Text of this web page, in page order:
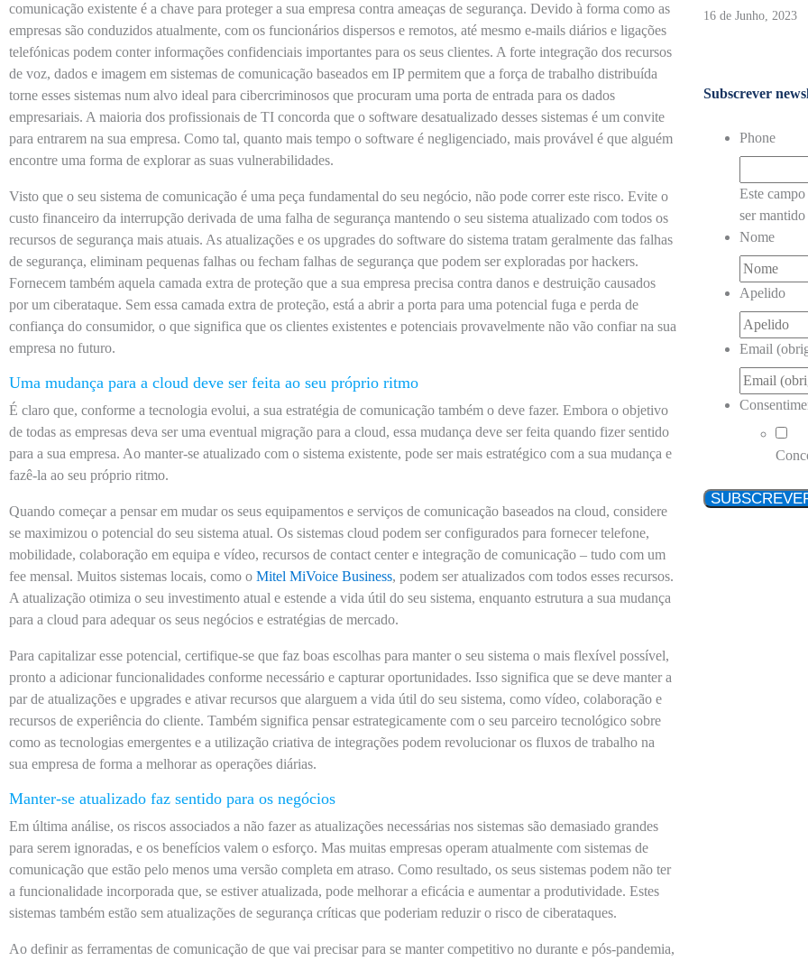
comunicação existente é a chave para proteger a sua empresa contra ameaças de segurança. Devido à forma como as
empresas são conduzidos atualmente, com os funcionários dispersos e remotos, até mesmo e-mails diários e ligações
telefónicas podem conter informações confidenciais importantes para os seus clientes. A forte integração dos recursos
de voz, dados e imagem em sistemas de comunicação baseados em IP permitem que a força de trabalho distribuída
torne esses sistemas num alvo ideal para cibercriminosos que procuram uma porta de entrada para os dados
empresariais. A maioria dos profissionais de TI concorda que o software desatualizado desses sistemas é um convite
para entrarem na sua empresa. Como tal, quanto mais tempo o software é negligenciado, mais provável é que alguém
encontre uma forma de explorar as suas vulnerabilidades.
Visto que o seu sistema de comunicação é uma peça fundamental do seu negócio, não pode correr este risco. Evite o
custo financeiro da interrupção derivada de uma falha de segurança mantendo o seu sistema atualizado com todos os
recursos de segurança mais atuais. As atualizações e os upgrades do software do sistema tratam geralmente das falhas
de segurança, eliminam pequenas falhas ou fecham falhas de segurança que podem ser exploradas por hackers.
Fornecem também aquela camada extra de proteção que a sua empresa precisa contra danos e destruição causados ​​
por um ciberataque. Sem essa camada extra de proteção, está a abrir a porta para uma potencial fuga e perda de
confiança do consumidor, o que significa que os clientes existentes e potenciais provavelmente não vão confiar na sua
empresa no futuro.
Uma mudança para a cloud deve ser feita ao seu próprio ritmo
É claro que, conforme a tecnologia evolui, a sua estratégia de comunicação também o deve fazer. Embora o objetivo
de todas as empresas deva ser uma eventual migração para a cloud, essa mudança deve ser feita quando fizer sentido
para a sua empresa. Ao manter-se atualizado com o sistema existente, pode ser mais estratégico com a sua mudança e
fazê-la ao seu próprio ritmo.
Quando começar a pensar em mudar os seus equipamentos e serviços de comunicação baseados na cloud, considere
se maximizou o potencial do seu sistema atual. Os sistemas cloud podem ser configurados para fornecer telefone,
mobilidade, colaboração em equipa e vídeo, recursos de contact center e integração de comunicação – tudo com um
fee mensal. Muitos sistemas locais, como o Mitel MiVoice Business, podem ser atualizados com todos esses recursos.
A atualização otimiza o seu investimento atual e estende a vida útil do seu sistema, enquanto estrutura a sua mudança
para a cloud para adequar os seus negócios e estratégias de mercado.
Para capitalizar esse potencial, certifique-se que faz boas escolhas para manter o seu sistema o mais flexível possível,
pronto a adicionar funcionalidades conforme necessário e capturar oportunidades. Isso significa que se deve manter a
par de atualizações e upgrades e ativar recursos que alarguem a vida útil do seu sistema, como vídeo, colaboração e
recursos de experiência do cliente. Também significa pensar estrategicamente com o seu parceiro tecnológico sobre
como as tecnologias emergentes e a utilização criativa de integrações podem revolucionar os fluxos de trabalho na
sua empresa de forma a melhorar as operações diárias.
Manter-se atualizado faz sentido para os negócios
Em última análise, os riscos associados a não fazer as atualizações necessárias nos sistemas são demasiado grandes
para serem ignoradas, e os benefícios valem o esforço. Mas muitas empresas operam atualmente com sistemas de
comunicação que estão pelo menos uma versão completa em atraso. Como resultado, os seus sistemas podem não ter
a funcionalidade incorporada que, se estiver atualizada, pode melhorar a eficácia e aumentar a produtividade. Estes
sistemas também estão sem atualizações de segurança críticas que poderiam reduzir o risco de ciberataques.
Ao definir as ferramentas de comunicação de que vai precisar para se manter competitivo no durante e pós-pandemia,
16 de Junho, 2023
Subscrever
Phone
Este
ser
Nome
Apelido
Email